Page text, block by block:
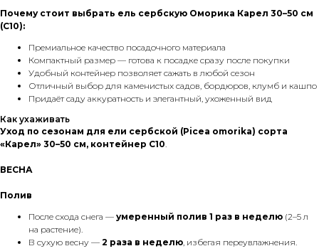
Почему стоит выбрать ель сербскую Оморика Карел 30–50 см
(С10):
Премиальное качество посадочного материала
Компактный размер — готова к посадке сразу после покупки
Удобный контейнер позволяет сажать в любой сезон
Отличный выбор для каменистых садов, бордюров, клумб и кашпо
Придаёт саду аккуратность и элегантный, ухоженный вид
Как ухаживать
Уход по сезонам для ели сербской (Picea omorika) сорта
«Карел» 30–50 см, контейнер C10.
ВЕСНА
Полив
После схода снега — умеренный полив 1 раз в неделю (2–5 л
на растение).
В сухую весну — 2 раза в неделю, избегая переувлажнения.